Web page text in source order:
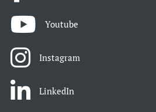
Youtube
Instagram
LinkedIn